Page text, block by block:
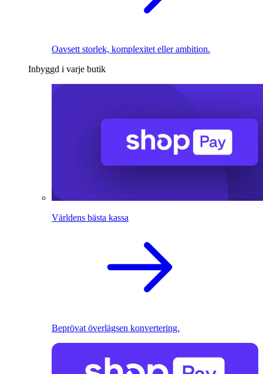
Oavsett storlek, komplexitet eller ambition.
Inbyggd i varje butik
Världens bästa kassa
Beprövat överlägsen konvertering.